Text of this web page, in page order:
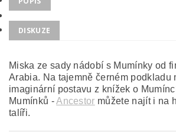
DISKUZE
Miska ze sady nádobí s Mumínky od
Arabia. Na tajemně černém podkladu
imaginární postavu z knížek o
Mumínků -Ancestor můžete najít i na
talíři.